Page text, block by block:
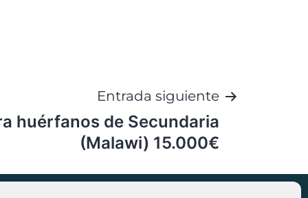
Entrada siguiente
huérfanos de Secundaria
(Malawi) 15.000€